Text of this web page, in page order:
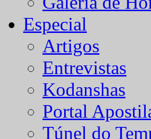
Especial
Artigos
Entrevistas
Kodanshas
Portal
Túnel do